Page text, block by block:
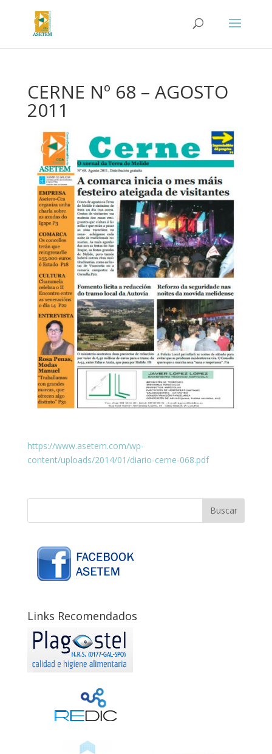
CERNE Nº 68 – AGOSTO
2011
https://www.asetem.com/wp-
content/uploads/2014/01/diario-cerne-068.pdf
Links Recomendados